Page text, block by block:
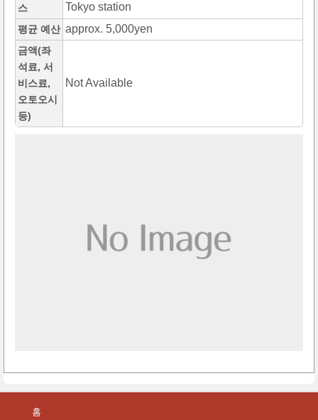
스
Tokyo station
평균 예산 approx. 5,000yen
금액(좌
석료, 서
비스료,
오토오시
등)
Not Available
홈